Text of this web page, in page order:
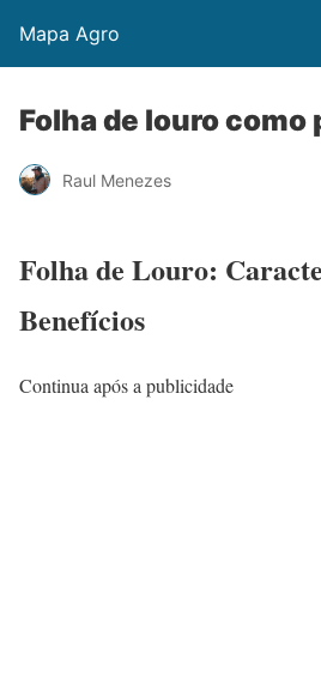
Mapa Agro
Folha de louro como
Raul Menezes
Folha de Louro:
Benefícios
Continua após a publicidade